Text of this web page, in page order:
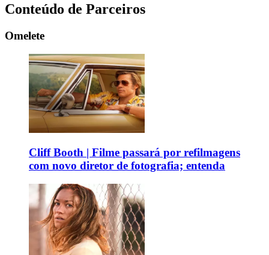
Conteúdo de Parceiros
Omelete
Cliff Booth | Filme passará por refilmagens
com novo diretor de fotografia; entenda